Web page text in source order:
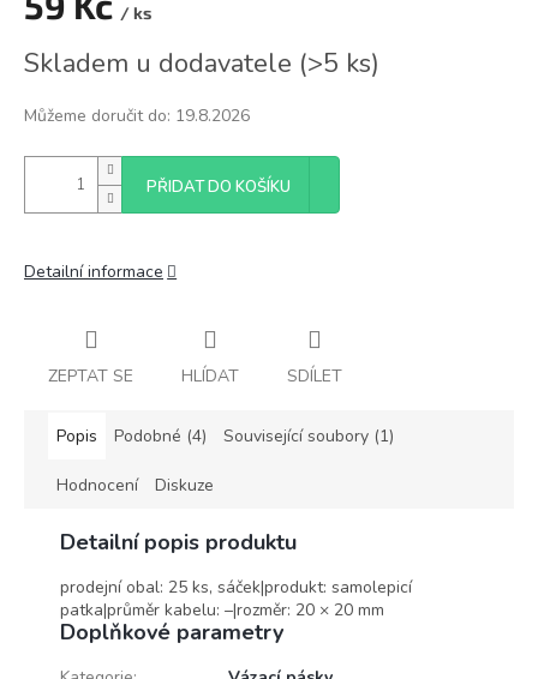
/ ks
cena:
Skladem u dodavatele (>5 ks)
Můžeme doručit do: 19.8.2026
PŘIDAT DO KOŠÍKU
Detailní informace
ZEPTAT SE HLÍDAT SDÍLET
Popis Podobné (4) Související soubory (1)
Hodnocení Diskuze
Detailní popis produktu
prodejní obal: 25 ks, sáček|produkt: samolepicí
patka|průměr kabelu: –|rozměr: 20 × 20 mm
Doplňkové parametry